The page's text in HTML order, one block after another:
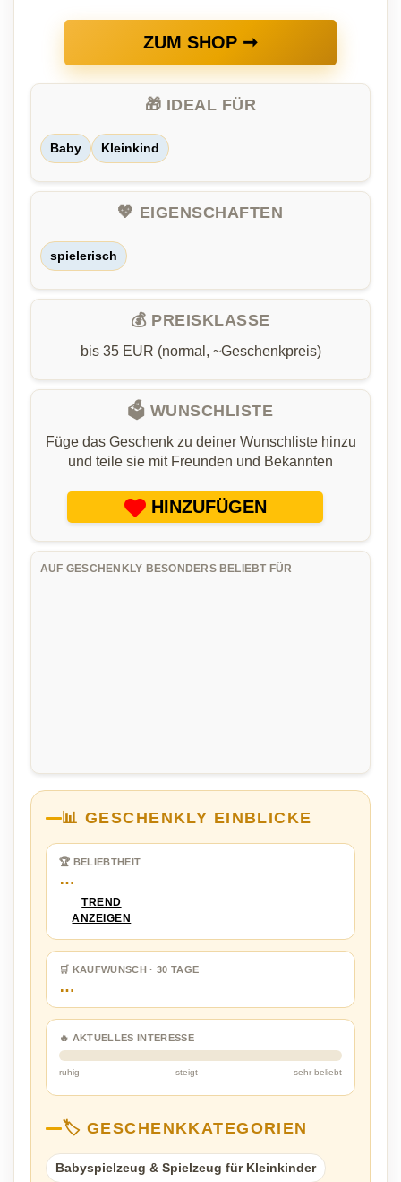
ZUM SHOP ➞
🎁 IDEAL FÜR
Baby Kleinkind
💖 EIGENSCHAFTEN
spielerisch
💰 PREISKLASSE
bis 35 EUR (normal, ~Geschenkpreis)
🗳️ WUNSCHLISTE
Füge das Geschenk zu deiner Wunschliste hinzu
und teile sie mit Freunden und Bekannten
HINZUFÜGEN
AUF GESCHENKLY BESONDERS BELIEBT FÜR
📊 GESCHENKLY EINBLICKE
🏆 BELIEBTHEIT
…
TREND
ANZEIGEN
🛒 KAUFWUNSCH · 30 TAGE
…
🔥 AKTUELLES INTERESSE
ruhig steigt sehr beliebt
🏷️ GESCHENKKATEGORIEN
Babyspielzeug & Spielzeug für Kleinkinder